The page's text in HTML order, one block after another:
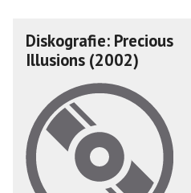
Diskografie: Precious
Illusions (2002)